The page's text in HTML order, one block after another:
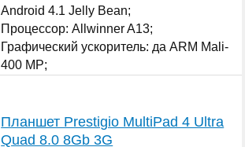
Android 4.1 Jelly Bean;
Процессор: Allwinner A13;
Графический ускоритель: да ARM Mali-
400 MP;
Планшет Prestigio MultiPad 4 Ultra
Quad 8.0 8Gb 3G